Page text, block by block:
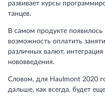
развивает курсы
танцев.
В самом продукте
возможность оплатить
различных валют,
нововведения.
Словом, для Haulmont 2020
дальше, как всегда, будет